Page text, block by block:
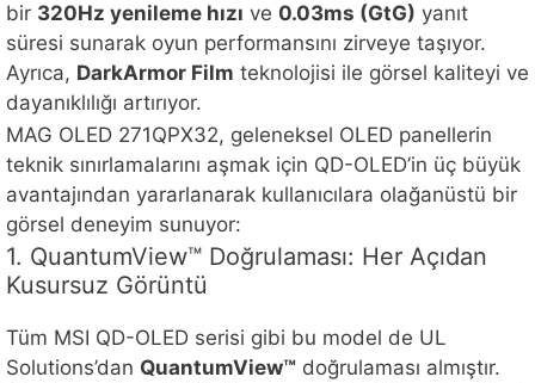
bir 320Hz yenileme hızı ve 0.03ms (GtG) yanıt
süresi sunarak oyun performansını zirveye taşıyor.
Ayrıca, DarkArmor Film teknolojisi ile görsel kaliteyi ve
dayanıklılığı artırıyor.
MAG OLED 271QPX32, geleneksel OLED panellerin
teknik sınırlamalarını aşmak için QD-OLED’in üç büyük
avantajından yararlanarak kullanıcılara olağanüstü bir
görsel deneyim sunuyor:
1. QuantumView™ Doğrulaması: Her Açıdan
Kusursuz Görüntü
Tüm MSI QD-OLED serisi gibi bu model de UL
Solutions’dan QuantumView™ doğrulaması almıştır.